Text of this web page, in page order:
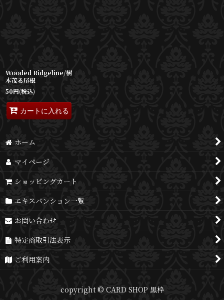
Wooded Ridgeline/樹
木茂る尾根
50円(税込)
カートに入れる
ホーム
マイページ
ショッピングカート
エキスパンション一覧
お問い合わせ
特定商取引法表示
ご利用案内
copyright © CARD SHOP 黒枠